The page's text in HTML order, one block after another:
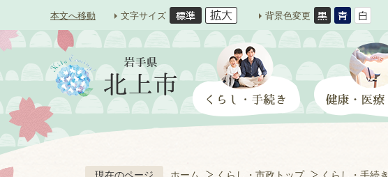
本文へ移動 文字サイズ 背景色変更
現在のページ ホーム くらし・市政トップ くらし・手続き